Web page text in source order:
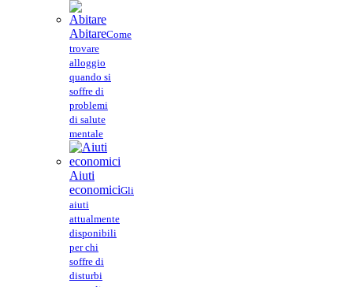
AbitareCome
trovare
alloggio
quando si
soffre di
problemi
di salute
mentale
Aiuti
economiciGli
aiuti
attualmente
disponibili
per chi
soffre di
disturbi